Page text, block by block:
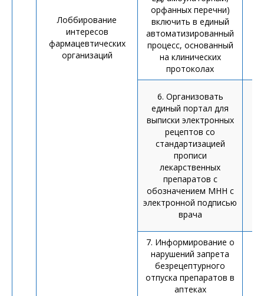
Лоббирование
интересов
фармацевтических
организаций
орфанных перечни)
включить в единый
автоматизированный
процесс, основанный
на клинических
протоколах
6. Организовать
единый портал для
выписки электронных
рецептов со
стандартизацией
прописи
лекарственных
препаратов с
обозначением МНН с
электронной подписью
врача
7. Информирование о
нарушений запрета
безрецептурного
отпуска препаратов в
аптеках